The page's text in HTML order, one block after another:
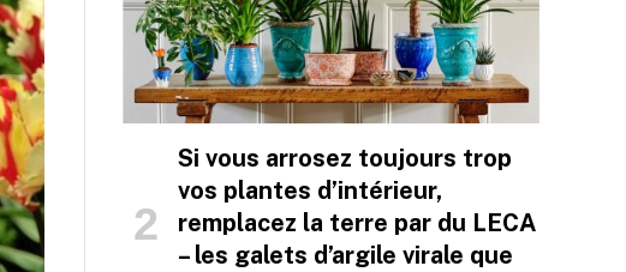
Si vous arrosez toujours trop
vos plantes d’intérieur,
remplacez la terre par du LECA
– les galets d’argile virale que